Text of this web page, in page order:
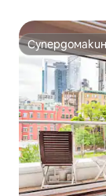
Супердомакин
Супердомакин